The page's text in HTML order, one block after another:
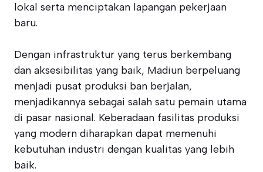
lokal serta menciptakan lapangan pekerjaan
baru.
Dengan infrastruktur yang terus berkembang
dan aksesibilitas yang baik, Madiun berpeluang
menjadi pusat produksi ban berjalan,
menjadikannya sebagai salah satu pemain utama
di pasar nasional. Keberadaan fasilitas produksi
yang modern diharapkan dapat memenuhi
kebutuhan industri dengan kualitas yang lebih
baik.